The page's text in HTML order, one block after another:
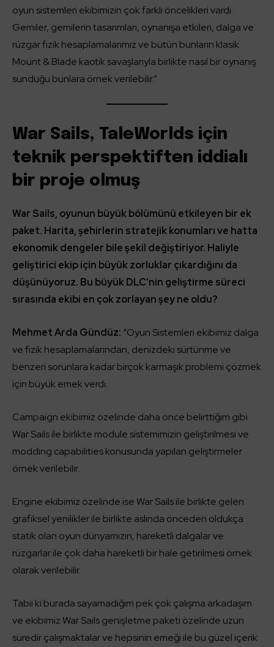
oyun sistemleri ekibimizin çok farklı öncelikleri vardı.
Gemiler, gemilerin tasarımları, oynanışa etkileri, dalga ve
rüzgar fizik hesaplamalarımız ve bütün bunların klasik
Mount & Blade kaotik savaşlarıyla birlikte nasıl bir oynanış
sunduğu bunlara örnek verilebilir.”
War Sails, TaleWorlds için
teknik perspektiften iddialı
bir proje olmuş
War Sails, oyunun büyük bölümünü etkileyen bir ek
paket. Harita, şehirlerin stratejik konumları ve hatta
ekonomik dengeler bile şekil değiştiriyor. Haliyle
geliştirici ekip için büyük zorluklar çıkardığını da
düşünüyoruz. Bu büyük DLC’nin geliştirme süreci
sırasında ekibi en çok zorlayan şey ne oldu?
Mehmet Arda Gündüz: “Oyun Sistemleri ekibimiz dalga
ve fizik hesaplamalarından, denizdeki sürtünme ve
benzeri sorunlara kadar birçok karmaşık problemi çözmek
için büyük emek verdi.
Campaign ekibimiz özelinde daha önce belirttiğim gibi
War Sails ile birlikte module sistemimizin geliştirilmesi ve
modding capabilities konusunda yapılan geliştirmeler
örnek verilebilir.
Engine ekibimiz özelinde ise War Sails ile birlikte gelen
grafiksel yenilikler ile birlikte aslında önceden oldukça
statik olan oyun dünyamızın, hareketli dalgalar ve
rüzgarlar ile çok daha hareketli bir hale getirilmesi örnek
olarak verilebilir.
Tabii ki burada sayamadığım pek çok çalışma arkadaşım
ve ekibimiz War Sails genişletme paketi özelinde uzun
süredir çalışmaktalar ve hepsinin emeği ile bu güzel içerik